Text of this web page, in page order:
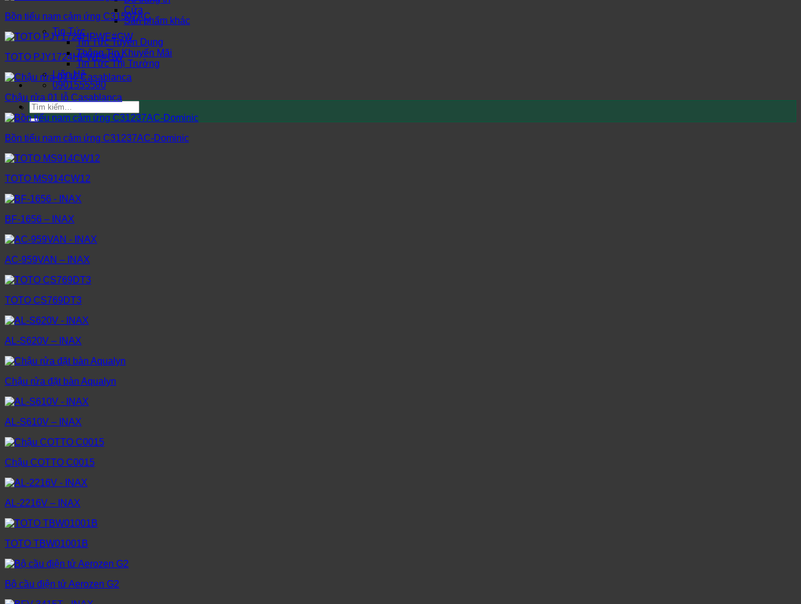
Cửa
Sản phẩm khác
Tin Tức
Tin Tức Tuyển Dụng
Thông Tin Khuyến Mãi
Tin Tức Thị Trường
Liên Hệ
0901555580
Tìm
kiếm:
Bồn tiểu nam cảm ứng C31507AC
TOTO PJY1724HPWE#GW
Chậu rửa 01 lỗ Casablanca
Bồn tiểu nam cảm ứng C31237AC-Dominic
TOTO MS914CW12
BF-1656 – INAX
AC-959VAN – INAX
TOTO CS769DT3
AL-S620V – INAX
Chậu rửa đặt bàn Aqualyn
AL-S610V – INAX
Chậu COTTO C0015
AL-2216V – INAX
TOTO TBW01001B
Bộ cầu điện tử Aerozen G2